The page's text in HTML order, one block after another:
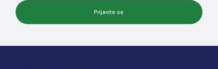
Prijavite se